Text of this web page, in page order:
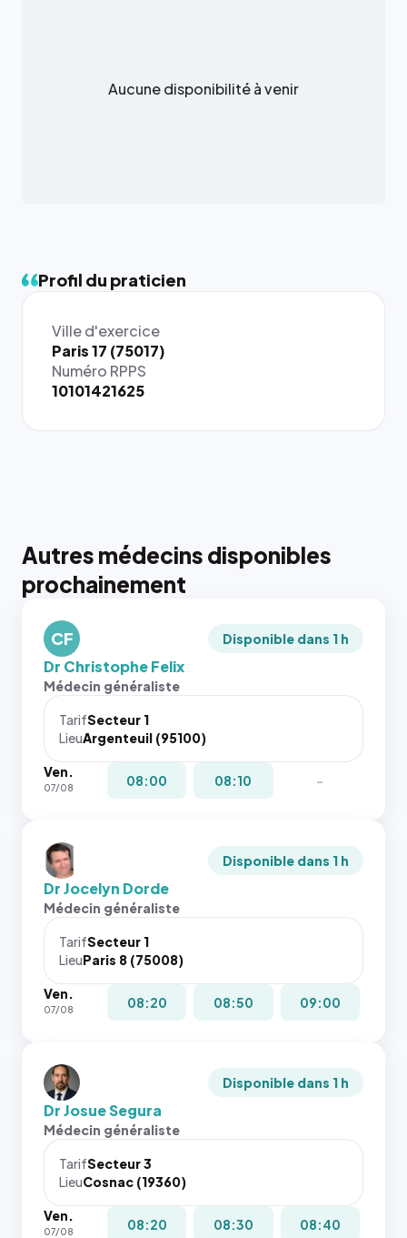
Aucune disponibilité à venir
Profil du praticien
Ville d'exercice
Paris 17 (75017)
Numéro RPPS
10101421625
Autres médecins disponibles
prochainement
CF Disponible dans 1 h
Dr Christophe Felix
Médecin généraliste
TarifSecteur 1
LieuArgenteuil (95100)
Ven.
07/08 08:00 08:10 -
Disponible dans 1 h
Dr Jocelyn Dorde
Médecin généraliste
TarifSecteur 1
LieuParis 8 (75008)
Ven.
07/08 08:20 08:50 09:00
Disponible dans 1 h
Dr Josue Segura
Médecin généraliste
TarifSecteur 3
LieuCosnac (19360)
Ven.
07/08 08:20 08:30 08:40